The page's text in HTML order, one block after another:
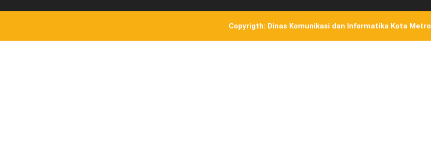
Copyrigth: Dinas Komunikasi dan Informatika Kota Metro